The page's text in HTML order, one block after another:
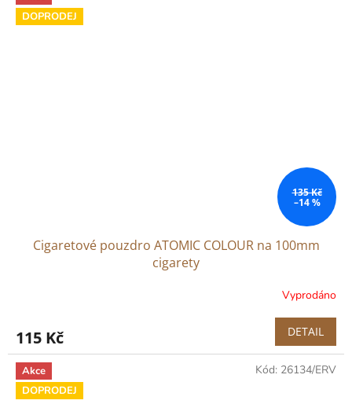
DOPRODEJ
135 Kč
–14 %
Cigaretové pouzdro ATOMIC COLOUR na 100mm
cigarety
Vyprodáno
115 Kč DETAIL
Akce
DOPRODEJ
Kód: 26134/ERV